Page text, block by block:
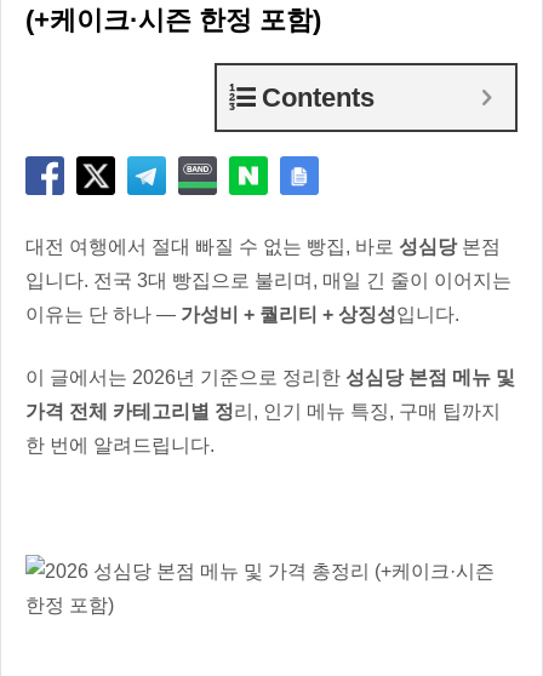
(+케이크·시즌 한정 포함)
Contents
대전 여행에서 절대 빠질 수 없는 빵집, 바로 성심당본점
입니다. 전국 3대 빵집으로 불리며, 매일 긴 줄이 이어지는
이유는 단 하나 — 가성비 + 퀄리티 + 상징성입니다.
이 글에서는 2026년 기준으로 정리한 성심당 본점 메뉴 및
가격 전체 카테고리별 정리, 인기 메뉴 특징, 구매 팁까지
한 번에 알려드립니다.